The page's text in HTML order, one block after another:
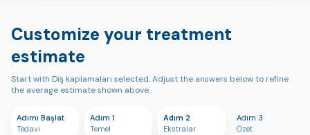
Customize your treatment
estimate
Start with Diş kaplamaları selected. Adjust the answers below to refine
the average estimate shown above.
Adımı Başlat
Tedavi
Adım 1
Temel
Adım 2
Ekstralar
Adım 3
Özet